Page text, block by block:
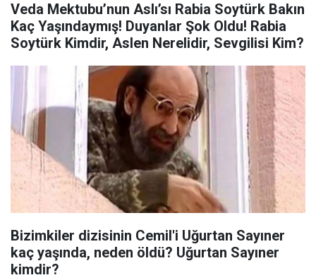
Veda Mektubu’nun Aslı’sı Rabia Soytürk Bakın
Kaç Yaşındaymış! Duyanlar Şok Oldu! Rabia
Soytürk Kimdir, Aslen Nerelidir, Sevgilisi Kim?
Bizimkiler dizisinin Cemil'i Uğurtan Sayıner
kaç yaşında, neden öldü? Uğurtan Sayıner
kimdir?